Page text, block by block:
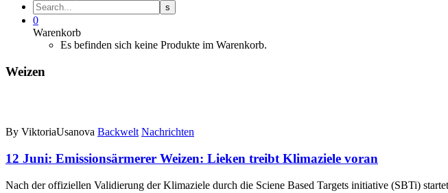
0
Warenkorb
Es befinden sich keine Produkte im Warenkorb.
Weizen
By ViktoriaUsanova Backwelt Nachrichten
12 Juni: Emissionsärmerer Weizen: Lieken treibt Klimaziele voran
Nach der offiziellen Validierung der Klimaziele durch die Sciene Based Targets initiative (SBTi)